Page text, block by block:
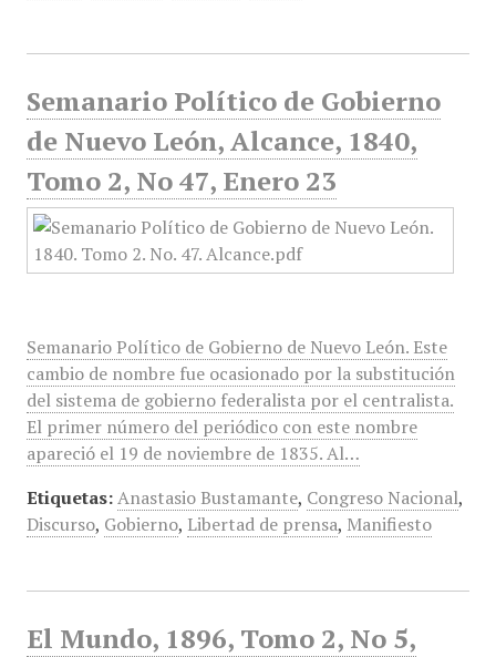
Semanario Político de Gobierno
de Nuevo León, Alcance, 1840,
Tomo 2, No 47, Enero 23
Semanario Político de Gobierno de Nuevo León. Este
cambio de nombre fue ocasionado por la substitución
del sistema de gobierno federalista por el centralista.
El primer número del periódico con este nombre
apareció el 19 de noviembre de 1835. Al…
Etiquetas: Anastasio Bustamante, Congreso Nacional,
Discurso, Gobierno, Libertad de prensa, Manifiesto
El Mundo, 1896, Tomo 2, No 5,